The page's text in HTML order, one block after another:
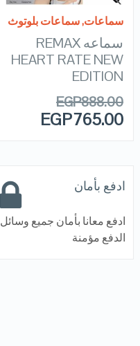
سماعات,سماعات بلوتوث
سماعه REMAX
HEART RATE NEW
EDITION
EGP888.00
EGP765.00
ادفع بأمان
ادفع معانا بأمان جميع وسائل
الدفع مؤمنة